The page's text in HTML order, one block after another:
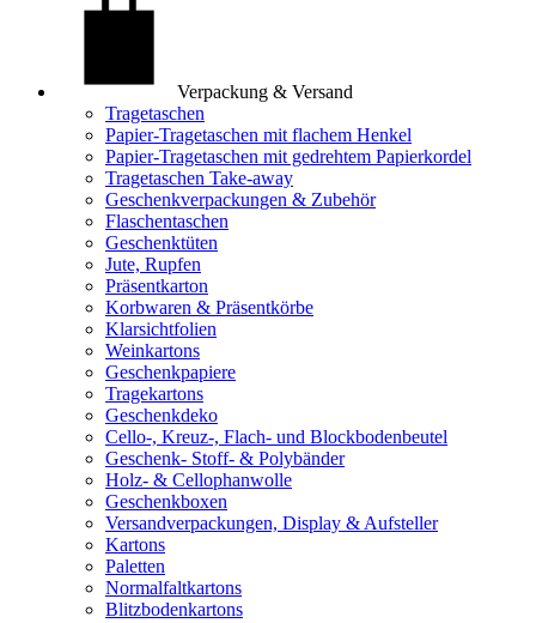
Verpackung & Versand
Tragetaschen
Papier-Tragetaschen mit flachem Henkel
Papier-Tragetaschen mit gedrehtem Papierkordel
Tragetaschen Take-away
Geschenkverpackungen & Zubehör
Flaschentaschen
Geschenktüten
Jute, Rupfen
Präsentkarton
Korbwaren & Präsentkörbe
Klarsichtfolien
Weinkartons
Geschenkpapiere
Tragekartons
Geschenkdeko
Cello-, Kreuz-, Flach- und Blockbodenbeutel
Geschenk- Stoff- & Polybänder
Holz- & Cellophanwolle
Geschenkboxen
Versandverpackungen, Display & Aufsteller
Kartons
Paletten
Normalfaltkartons
Blitzbodenkartons